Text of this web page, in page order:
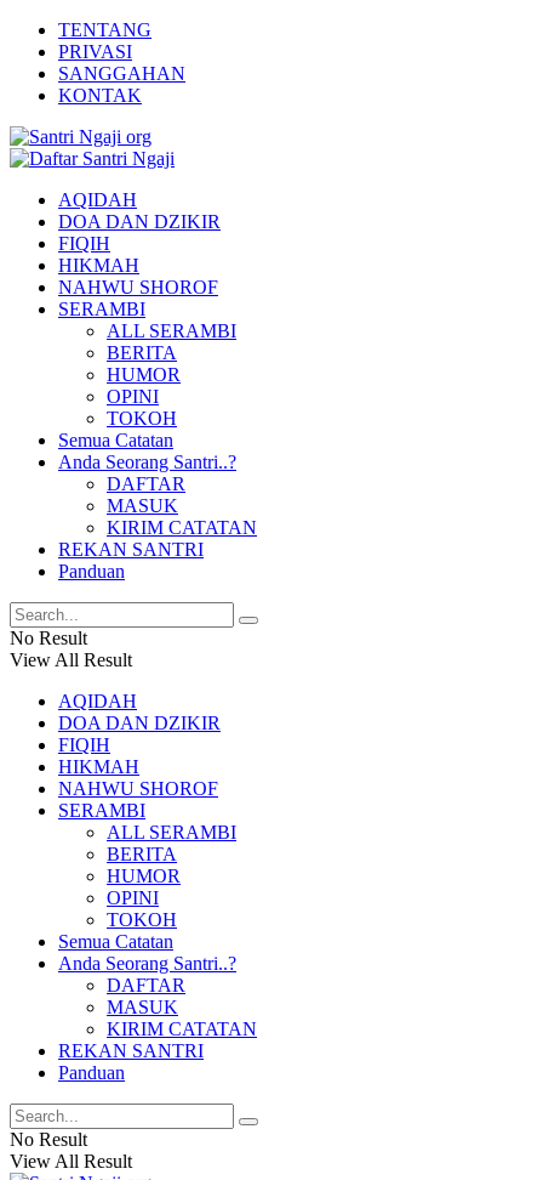
TENTANG
PRIVASI
SANGGAHAN
KONTAK
AQIDAH
DOA DAN DZIKIR
FIQIH
HIKMAH
NAHWU SHOROF
SERAMBI
ALL SERAMBI
BERITA
HUMOR
OPINI
TOKOH
Semua Catatan
Anda Seorang Santri..?
DAFTAR
MASUK
KIRIM CATATAN
REKAN SANTRI
Panduan
No Result
View All Result
AQIDAH
DOA DAN DZIKIR
FIQIH
HIKMAH
NAHWU SHOROF
SERAMBI
ALL SERAMBI
BERITA
HUMOR
OPINI
TOKOH
Semua Catatan
Anda Seorang Santri..?
DAFTAR
MASUK
KIRIM CATATAN
REKAN SANTRI
Panduan
No Result
View All Result